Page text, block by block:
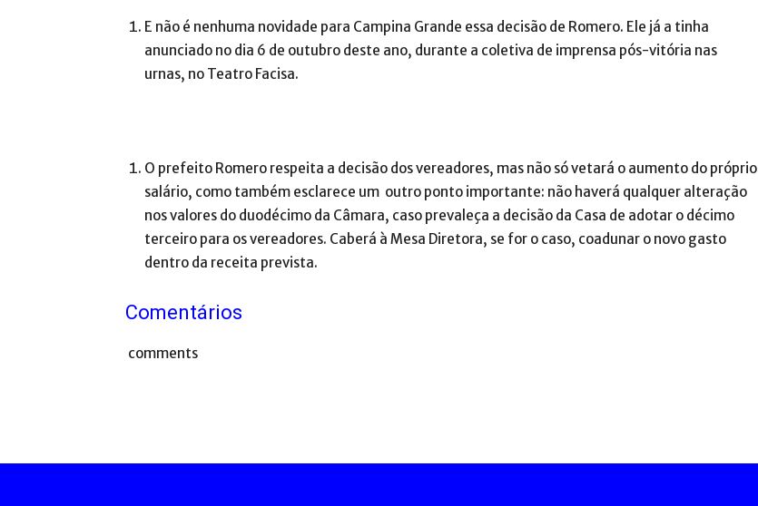
E não é nenhuma novidade para Campina Grande essa decisão de Romero. Ele já a tinha
anunciado no dia 6 de outubro deste ano, durante a coletiva de imprensa pós-vitória nas
urnas, no Teatro Facisa.
O prefeito Romero respeita a decisão dos vereadores, mas não só vetará o aumento do próprio
salário, como também esclarece um outro ponto importante: não haverá qualquer alteração
nos valores do duodécimo da Câmara, caso prevaleça a decisão da Casa de adotar o décimo
terceiro para os vereadores. Caberá à Mesa Diretora, se for o caso, coadunar o novo gasto
dentro da receita prevista.
Comentários
comments